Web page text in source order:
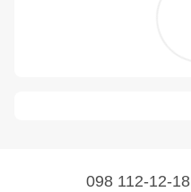
098 112-12-18